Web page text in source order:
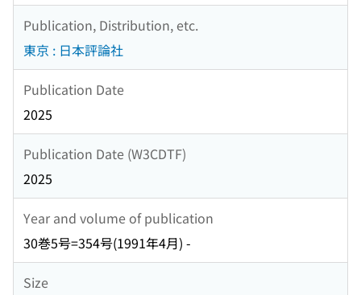
Publication, Distribution, etc.
東京 : 日本評論社
Publication Date
2025
Publication Date (W3CDTF)
2025
Year and volume of publication
30巻5号=354号(1991年4月) -
Size